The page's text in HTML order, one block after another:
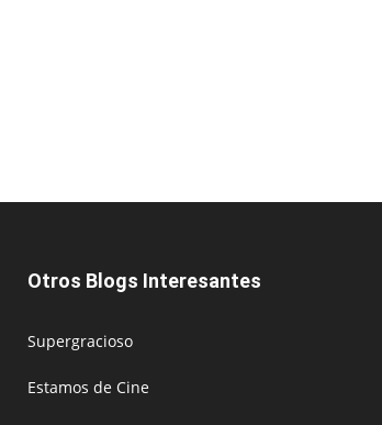
Otros Blogs Interesantes
Supergracioso
Estamos de Cine